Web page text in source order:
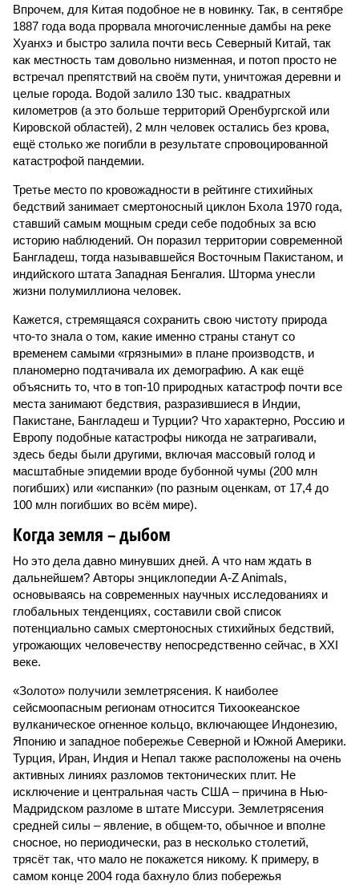
Впрочем, для Китая подобное не в новинку. Так, в сентябре
1887 года вода прорвала многочисленные дамбы на реке
Хуанхэ и быстро залила почти весь Северный Китай, так
как местность там довольно низменная, и потоп просто не
встречал препятствий на своём пути, уничтожая деревни и
целые города. Водой залило 130 тыс. квадратных
километров (а это больше территорий Оренбургской или
Кировской областей), 2 млн человек остались без крова,
ещё столько же погибли в результате спровоцированной
катастрофой пандемии.
Третье место по кровожадности в рейтинге стихийных
бедствий занимает смертоносный циклон Бхола 1970 года,
ставший самым мощным среди себе подобных за всю
историю наблюдений. Он поразил территории современной
Бангладеш, тогда называвшейся Восточным Пакистаном, и
индийского штата Западная Бенгалия. Шторма унесли
жизни полумиллиона человек.
Кажется, стремящаяся сохранить свою чистоту природа
что-то знала о том, какие именно страны станут со
временем самыми «грязными» в плане производств, и
планомерно подтачивала их демографию. А как ещё
объяснить то, что в топ-10 природных катастроф почти все
места занимают бедствия, разразившиеся в Индии,
Пакистане, Бангладеш и Турции? Что характерно, Россию и
Европу подобные катастрофы никогда не затрагивали,
здесь беды были другими, включая массовый голод и
масштабные эпидемии вроде бубонной чумы (200 млн
погибших) или «испанки» (по разным оценкам, от 17,4 до
100 млн погибших во всём мире).
Когда земля – дыбом
Но это дела давно минувших дней. А что нам ждать в
дальнейшем? Авторы энциклопедии A-Z Animals,
основываясь на современных научных исследованиях и
глобальных тенденциях, составили свой список
потенциально самых смертоносных стихийных бедствий,
угрожающих человечеству непосредственно сейчас, в XXI
веке.
«Золото» получили землетрясения. К наиболее
сейсмоопасным регионам относится Тихоокеанское
вулканическое огненное кольцо, включающее Индонезию,
Японию и западное побережье Северной и Южной Америки.
Турция, Иран, Индия и Непал также расположены на очень
активных линиях разломов тектонических плит. Не
исключение и центральная часть США – причина в Нью-
Мадридском разломе в штате Миссури. Землетрясения
средней силы – явление, в общем-то, обычное и вполне
сносное, но периодически, раз в несколько столетий,
трясёт так, что мало не покажется никому. К примеру, в
самом конце 2004 года бахнуло близ побережья